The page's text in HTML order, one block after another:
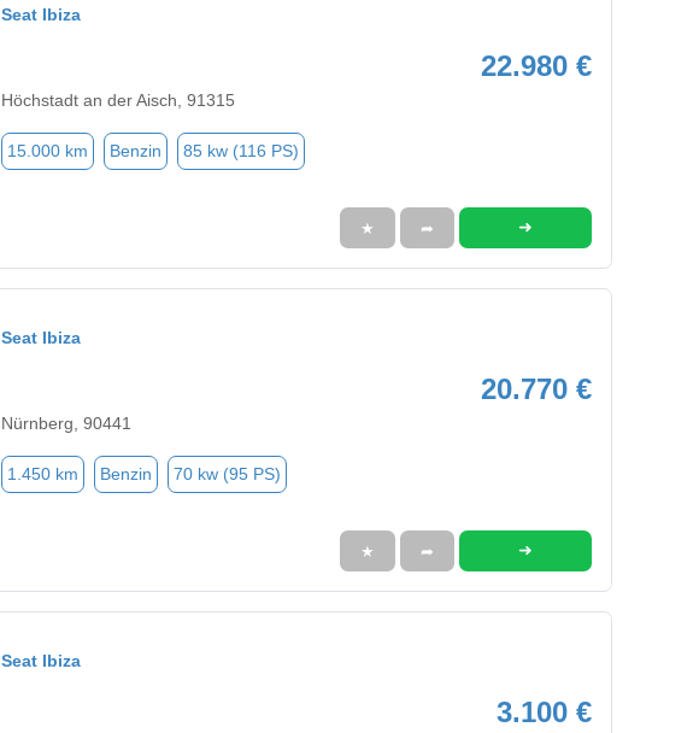
Seat Ibiza
22.980 €
Höchstadt an der Aisch, 91315
15.000 km Benzin 85 kw (116 PS)
★ ➦ ➜
Seat Ibiza
20.770 €
Nürnberg, 90441
1.450 km Benzin 70 kw (95 PS)
★ ➦ ➜
Seat Ibiza
3.100 €